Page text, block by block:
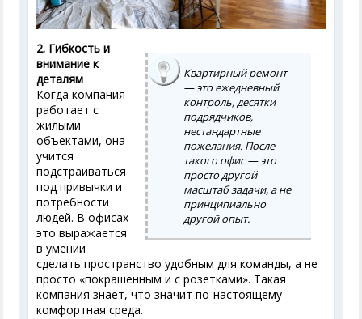
Квартирный ремонт
— это ежедневный
контроль, десятки
подрядчиков,
нестандартные
пожелания. После
такого офис — это
просто другой
масштаб задачи, а не
принципиально
другой опыт.
2. Гибкость и
внимание к
деталям
Когда компания
работает с
жилыми
объектами, она
учится
подстраиваться
под привычки и
потребности
людей. В офисах
это выражается
в умении
сделать пространство удобным для команды, а не
просто «покрашенным и с розетками». Такая
компания знает, что значит по-настоящему
комфортная среда.